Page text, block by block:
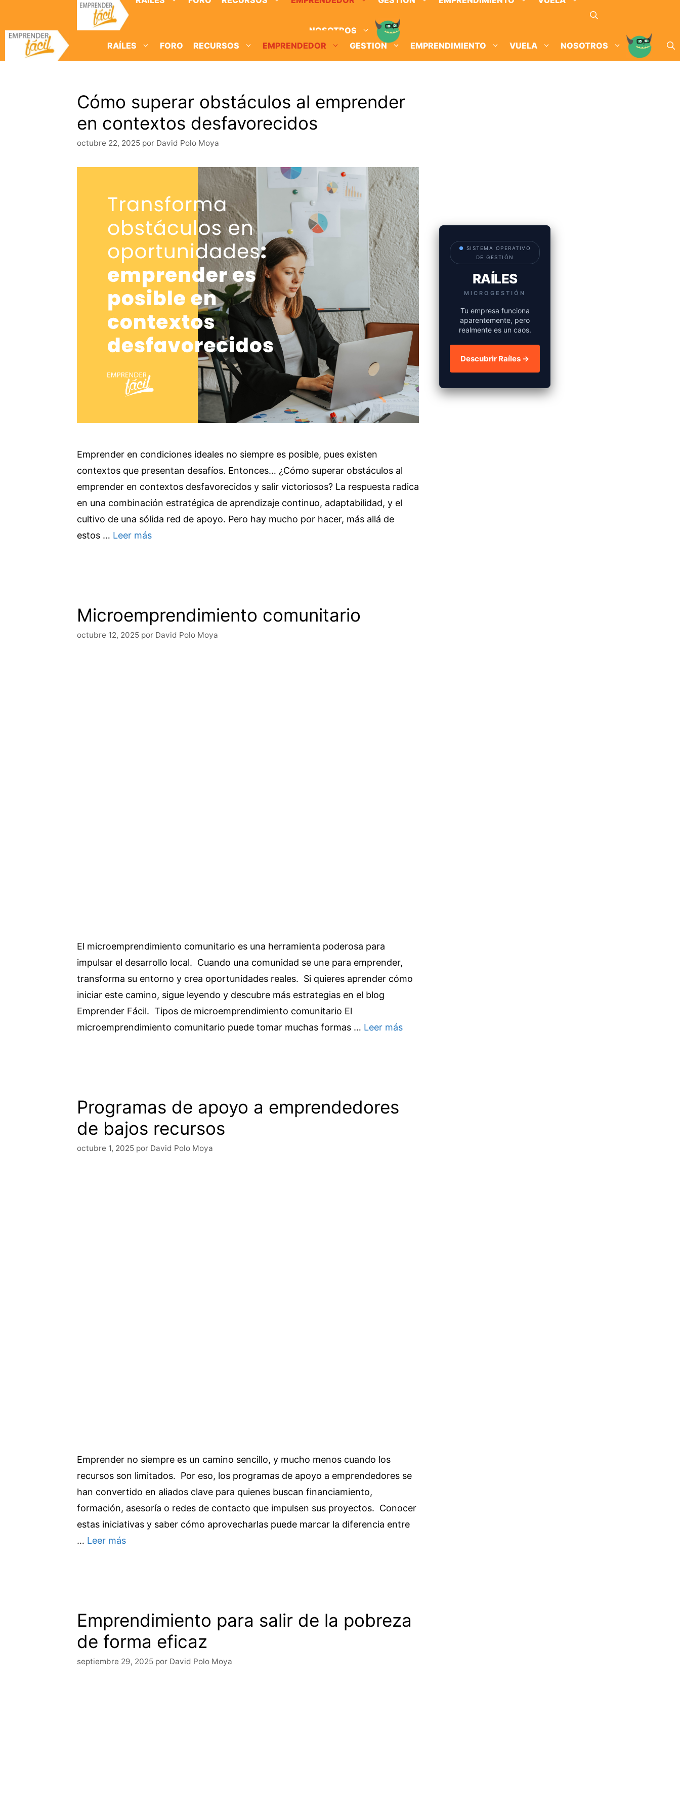
contenido
NOSOTROS
RAÍLES
FORO RECURSOS EMPRENDEDOR GESTION EMPRENDIMIENTO VUELA NOSOTROS
Cómo superar obstáculos al emprender
en contextos desfavorecidos
octubre 22, 2025 por David Polo Moya
Emprender en condiciones ideales no siempre es posible, pues existen
contextos que presentan desafíos. Entonces… ¿Cómo superar obstáculos al
emprender en contextos desfavorecidos y salir victoriosos? La respuesta radica
en una combinación estratégica de aprendizaje continuo, adaptabilidad, y el
cultivo de una sólida red de apoyo. Pero hay mucho por hacer, más allá de
estos … Leer más
Microemprendimiento comunitario
octubre 12, 2025 por David Polo Moya
El microemprendimiento comunitario es una herramienta poderosa para
impulsar el desarrollo local. Cuando una comunidad se une para emprender,
transforma su entorno y crea oportunidades reales. Si quieres aprender cómo
iniciar este camino, sigue leyendo y descubre más estrategias en el blog
Emprender Fácil. Tipos de microemprendimiento comunitario El
microemprendimiento comunitario puede tomar muchas formas … Leer más
Programas de apoyo a emprendedores
de bajos recursos
octubre 1, 2025 por David Polo Moya
Emprender no siempre es un camino sencillo, y mucho menos cuando los
recursos son limitados. Por eso, los programas de apoyo a emprendedores se
han convertido en aliados clave para quienes buscan financiamiento,
formación, asesoría o redes de contacto que impulsen sus proyectos. Conocer
estas iniciativas y saber cómo aprovecharlas puede marcar la diferencia entre
… Leer más
Emprendimiento para salir de la pobreza
de forma eficaz
septiembre 29, 2025 por David Polo Moya
● SISTEMA OPERATIVO
DE GESTIÓN
RAÍLES
MICROGESTIÓN
Tu empresa funciona
aparentemente, pero
realmente es un caos.
Descubrir Raíles →